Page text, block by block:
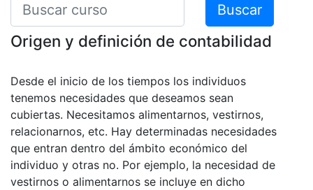
Buscar
Origen y definición de contabilidad
Desde el inicio de los tiempos los individuos
tenemos necesidades que deseamos sean
cubiertas. Necesitamos alimentarnos, vestirnos,
relacionarnos, etc. Hay determinadas necesidades
que entran dentro del ámbito económico del
individuo y otras no. Por ejemplo, la necesidad de
vestirnos o alimentarnos se incluye en dicho